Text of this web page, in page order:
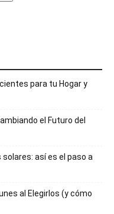
para tu Hogar y
el Futuro del
así es el paso a
al Elegirlos (y cómo